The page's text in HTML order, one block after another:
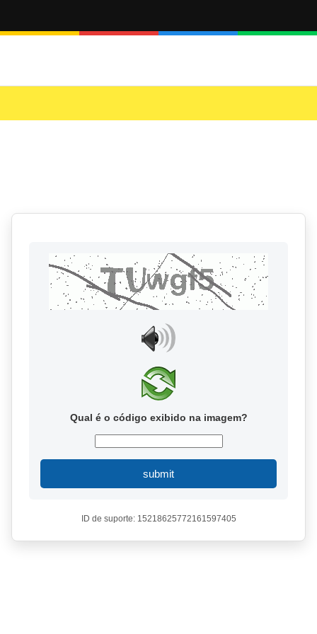
Qual é o código exibido na imagem?
submit
ID de suporte: 15218625772161597405